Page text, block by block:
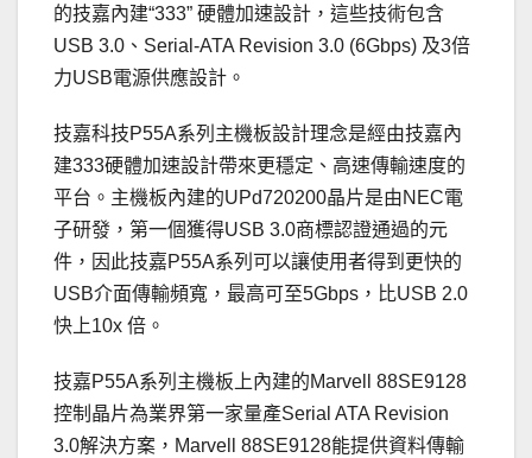
的技嘉內建“333” 硬體加速設計，這些技術包含
USB 3.0、Serial-ATA Revision 3.0 (6Gbps) 及3倍
力USB電源供應設計。
技嘉科技P55A系列主機板設計理念是經由技嘉內
建333硬體加速設計帶來更穩定、高速傳輸速度的
平台。主機板內建的UPd720200晶片是由NEC電
子研發，第一個獲得USB 3.0商標認證通過的元
件，因此技嘉P55A系列可以讓使用者得到更快的
USB介面傳輸頻寬，最高可至5Gbps，比USB 2.0
快上10x 倍。
技嘉P55A系列主機板上內建的Marvell 88SE9128
控制晶片為業界第一家量產Serial ATA Revision
3.0解決方案，Marvell 88SE9128能提供資料傳輸